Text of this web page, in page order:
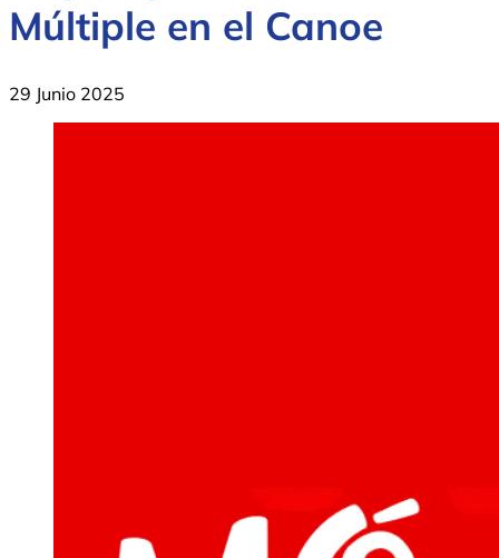
Múltiple en el Canoe
29 Junio 2025